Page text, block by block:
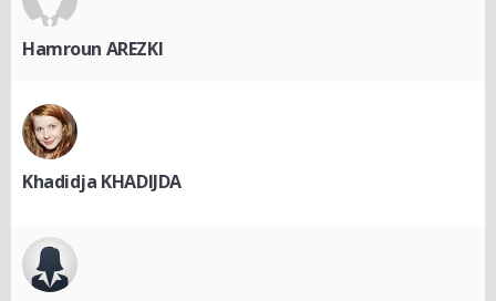
Hamroun AREZKI
Khadidja KHADIJDA